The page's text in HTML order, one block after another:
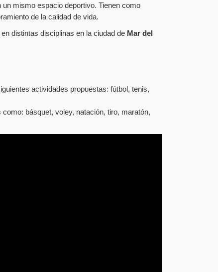
mismo espacio deportivo. Tienen como
de la calidad de vida.
distintas disciplinas en la ciudad de Mar del
actividades propuestas: fútbol, tenis,
básquet, voley, natación, tiro, maratón,